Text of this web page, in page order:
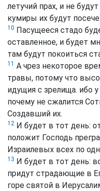
летучий прах, и не
кумиры их будут
10 Пасущееся стадо
оставленное, и будет
там будут покоиться
11 А чрез некоторое
травы, потому что
идущия с зрелища. ибо
почему не сжалится
Создавший их.
12 И будет в тот день:
положит Господь
Израилевых всех по
13 И будет в тот день:
придут страдающие в
горе святой в